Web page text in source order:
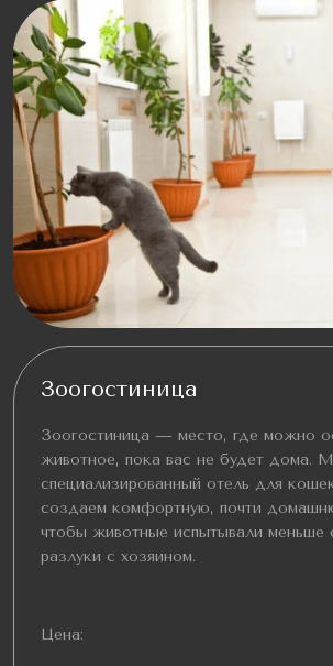
Зоогостиница
Зоогостиница — место, где можно
животное, пока вас не будет дома.
специализированный отель для
создаем комфортную, почти
чтобы животные испытывали меньше
разлуки с хозяином.
Цена: